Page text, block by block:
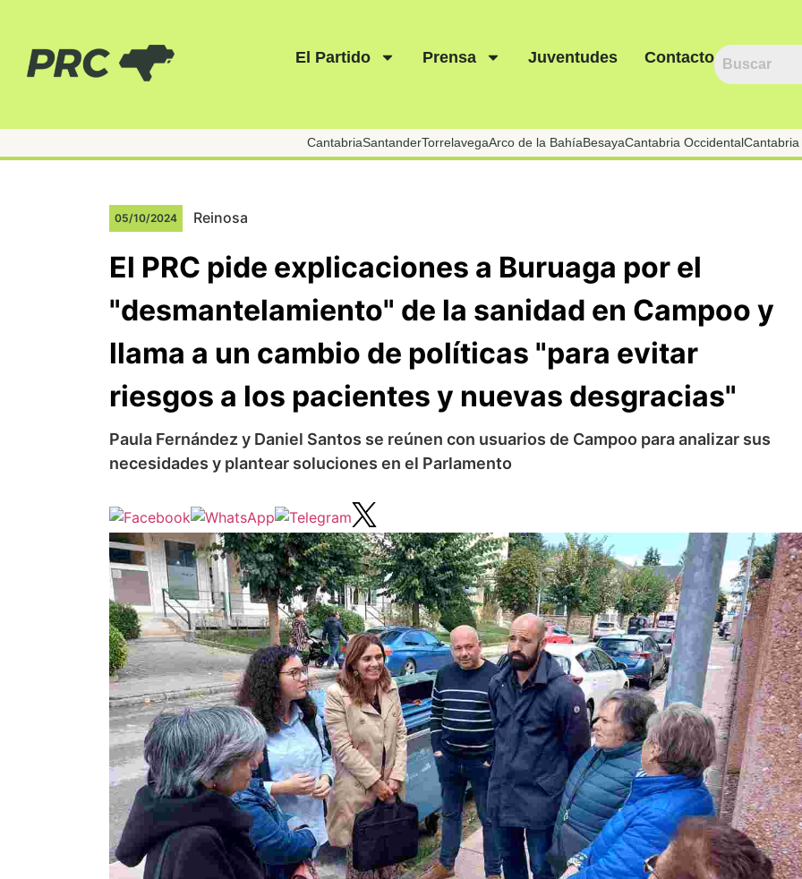
El Partido Prensa Juventudes Contacto
CantabriaSantanderTorrelavegaArco de la BahíaBesayaCantabria Occidental
05/10/2024 Reinosa
El PRC pide explicaciones a Buruaga por el
"desmantelamiento" de la sanidad en Campoo y
llama a un cambio de políticas "para evitar
riesgos a los pacientes y nuevas desgracias"
Paula Fernández y Daniel Santos se reúnen con usuarios de Campoo para analizar sus
necesidades y plantear soluciones en el Parlamento